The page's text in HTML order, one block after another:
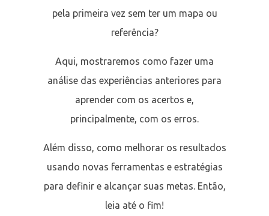
pela primeira vez sem ter um mapa ou
referência?
Aqui, mostraremos como fazer uma
análise das experiências anteriores para
aprender com os acertos e,
principalmente, com os erros.
Além disso, como melhorar os resultados
usando novas ferramentas e estratégias
para definir e alcançar suas metas. Então,
leia até o fim!